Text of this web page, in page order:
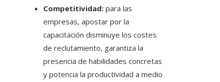
Competitividad: para las
empresas, apostar por la
capacitación disminuye los costes
de reclutamiento, garantiza la
presencia de habilidades concretas
y potencia la productividad a medio